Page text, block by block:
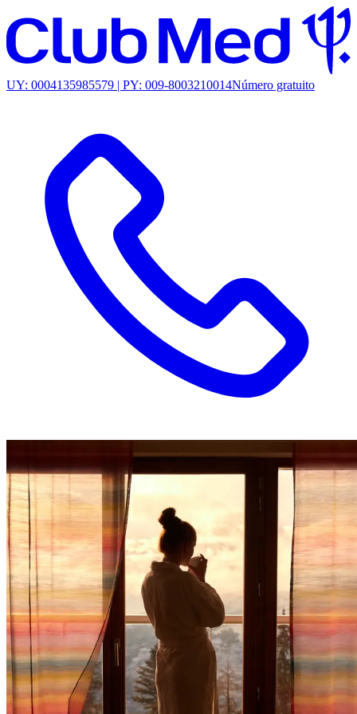
UY: 0004135985579 | PY: 009-8003210014Número gratuito